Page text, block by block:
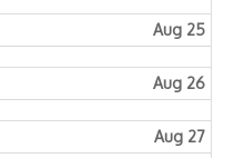
Aug 25
Aug 26
Aug 27